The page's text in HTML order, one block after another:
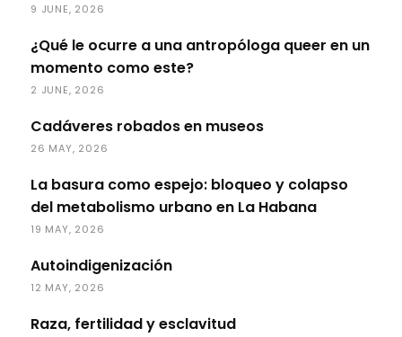
9 JUNE, 2026
¿Qué le ocurre a una antropóloga queer en un
momento como este?
2 JUNE, 2026
Cadáveres robados en museos
26 MAY, 2026
La basura como espejo: bloqueo y colapso
del metabolismo urbano en La Habana
19 MAY, 2026
Autoindigenización
12 MAY, 2026
Raza, fertilidad y esclavitud